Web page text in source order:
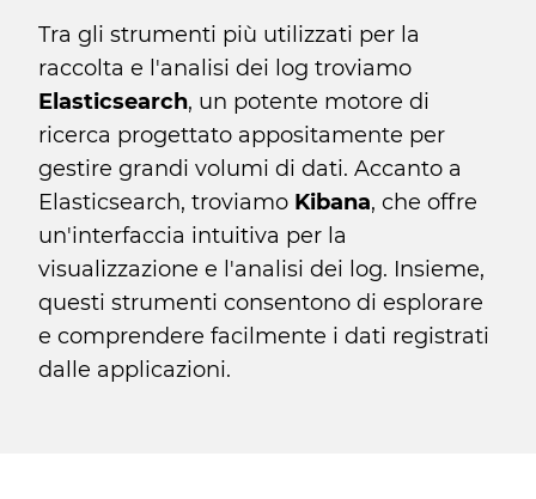
Tra gli strumenti più utilizzati per la
raccolta e l'analisi dei log troviamo
Elasticsearch, un potente motore di
ricerca progettato appositamente per
gestire grandi volumi di dati. Accanto a
Elasticsearch, troviamo Kibana, che offre
un'interfaccia intuitiva per la
visualizzazione e l'analisi dei log. Insieme,
questi strumenti consentono di esplorare
e comprendere facilmente i dati registrati
dalle applicazioni.